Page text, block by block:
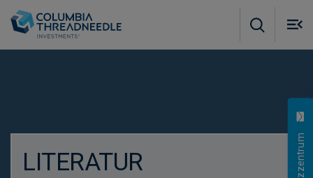
LITERATUR